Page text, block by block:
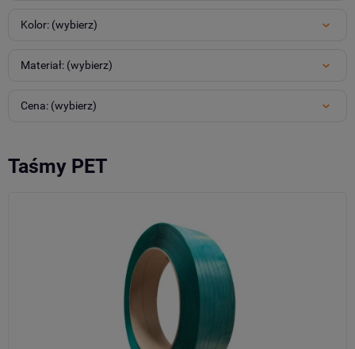
Kolor: (wybierz)
Materiał: (wybierz)
Cena: (wybierz)
Taśmy PET